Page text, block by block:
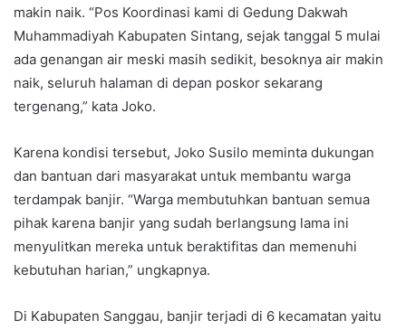
makin naik. “Pos Koordinasi kami di Gedung Dakwah
Muhammadiyah Kabupaten Sintang, sejak tanggal 5 mulai
ada genangan air meski masih sedikit, besoknya air makin
naik, seluruh halaman di depan poskor sekarang
tergenang,” kata Joko.
Karena kondisi tersebut, Joko Susilo meminta dukungan
dan bantuan dari masyarakat untuk membantu warga
terdampak banjir. “Warga membutuhkan bantuan semua
pihak karena banjir yang sudah berlangsung lama ini
menyulitkan mereka untuk beraktifitas dan memenuhi
kebutuhan harian,” ungkapnya.
Di Kabupaten Sanggau, banjir terjadi di 6 kecamatan yaitu